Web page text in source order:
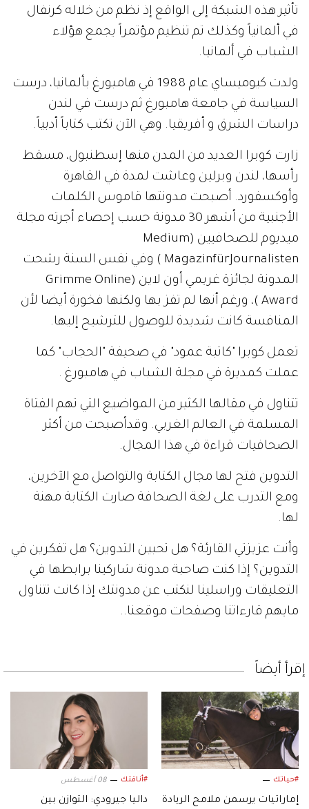
تأثير هذه الشبكة إلى الواقع إذ نظم من خلاله كرنفال
في ألمانياً وكذلك تم تنظيم مؤتمراً يجمع هؤلاء
الشباب في ألمانيا.
ولدت كيوميساي عام 1988 في هامبورغ بألمانيا، درست
السياسة في جامعة هامبورغ ثم درست في لندن
دراسات الشرق و أفريقيا. وهي الآن تكتب كتاباً أدبياً.
زارت كوبرا العديد من المدن منها إسطنبول، مسقط
رأسها، لندن وبرلين وعاشت لمدة في القاهرة
وأوكسفورد. أصبحت مدونتها قاموس الكلمات
الأجنبية من أشهر 30 مدونة حسب إحصاء أجرته مجلة
ميديوم للصحافيين (Medium
MagazinfürJournalisten ) وفي نفس السنة رشحت
المدونة لجائزة غريمي أون لاين (Grimme Online
Award )، ورغم أنها لم تفز بها ولكنها فخورة أيضا لأن
المنافسة كانت شديدة للوصول للترشيح إليها.
تعمل كوبرا "كاتبة عمود" في صحيفة "الحجاب" كما
عملت كمديرة في مجلة الشباب في هامبورغ .
تتناول في مقالها الكثير من المواضيع التي تهم الفتاة
المسلمة في العالم الغربي. وقدأصبحت من أكثر
الصحافيات قراءة في هذا المجال.
التدوين فتح لها مجال الكتابة والتواصل مع الآخرين،
ومع التدرب على لغة الصحافة صارت الكتابة مهنة
لها.
وأنت عزيزتي القارئة؟ هل تحبين التدوين؟ هل تفكرين في
التدوين؟ إذا كنت صاحبة مدونة شاركينا برابطها في
التعليقات وراسلينا لنكتب عن مدونتك إذا كانت تتناول
مايهم قارءاتنا وصفحات موقعنا..
إقرأ أيضاً
#حياتك
إماراتيات يرسمن ملامح الريادة
#أناقتك 08 أغسطس
داليا جيرودي: التوازن بين